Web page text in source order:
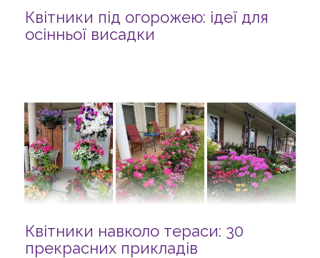
Квітники під огорожею: ідеї для
осінньої висадки
Квітники навколо тераси: 30
прекрасних прикладів